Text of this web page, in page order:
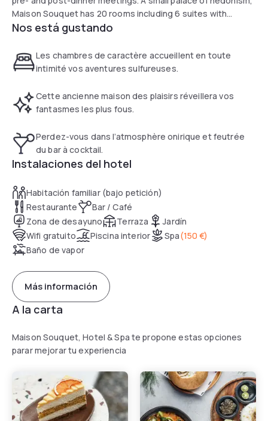
Maison Souquet has 20 rooms including 6 suites with
unique decorations.
Nos está gustando
Les chambres de caractère accueillent en toute
intimité vos aventures sulfureuses.
Cette ancienne maison des plaisirs réveillera vos
fantasmes les plus fous.
Perdez-vous dans l’atmosphère onirique et feutrée
du bar à cocktail.
Instalaciones del hotel
Habitación familiar (bajo petición)
Restaurante
Bar / Café
Zona de desayuno
Terraza
Jardín
Wifi gratuito
Piscina interior Spa(150 €)
Baño de vapor
Más información
A la carta
Maison Souquet, Hotel & Spa te propone estas opciones
parar mejorar tu experiencia